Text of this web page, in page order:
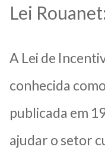
Lei
A Lei de
conhecida
publicada em
ajudar o setor